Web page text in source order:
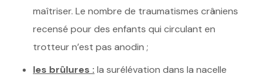
maîtriser. Le nombre de traumatismes crâniens
recensé pour des enfants qui circulant en
trotteur n’est pas anodin ;
les brûlures : la surélévation dans la nacelle